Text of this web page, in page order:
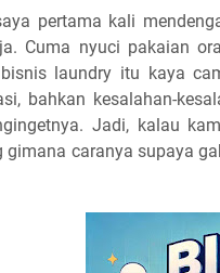
pertama kali
Cuma nyuci pakaian
laundry itu kaya
bahkan kesalahan-
Jadi, kalau
gimana caranya supaya